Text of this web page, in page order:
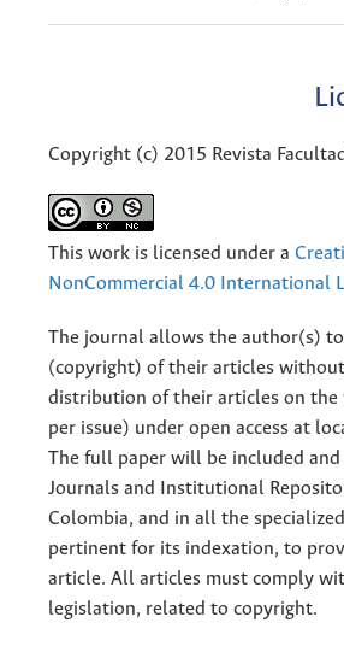
Copyright (c) 2015 Revista
This work is licensed under a
NonCommercial 4.0 International
The journal allows the author(s)
(copyright) of their articles
distribution of their articles on the
per issue) under open access at
The full paper will be included
Journals and Institutional
Colombia, and in all the
pertinent for its indexation, to
article. All articles must comply
legislation, related to copyright.